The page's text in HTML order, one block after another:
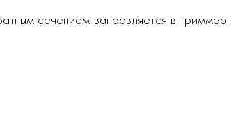
сечением заправляется в